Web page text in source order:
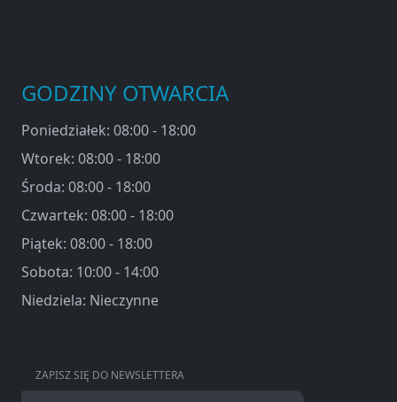
ZAPISZ SIĘ DO NEWSLETTERA
GODZINY OTWARCIA
Poniedziałek: 08:00 - 18:00
Wtorek: 08:00 - 18:00
Środa: 08:00 - 18:00
Czwartek: 08:00 - 18:00
Piątek: 08:00 - 18:00
Sobota: 10:00 - 14:00
Niedziela: Nieczynne